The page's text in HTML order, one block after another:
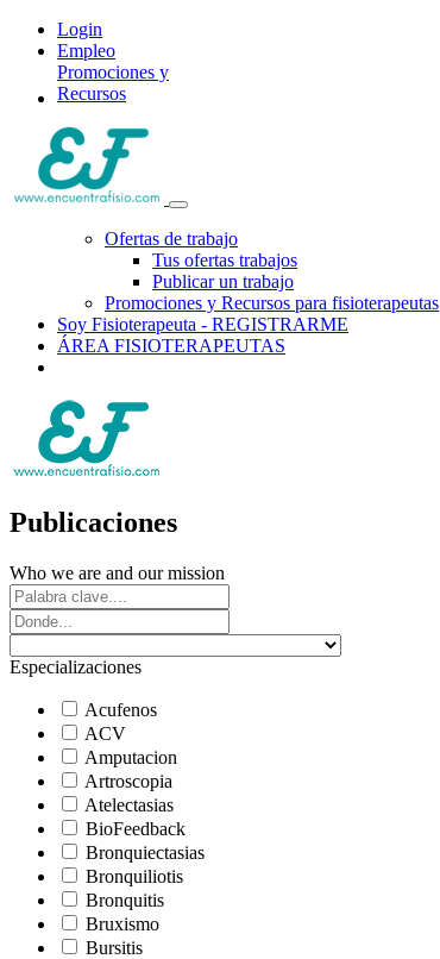
Login
Empleo
Promociones y
Recursos
Ofertas de trabajo
Tus ofertas trabajos
Publicar un trabajo
Promociones y Recursos para fisioterapeutas
Soy Fisioterapeuta - REGISTRARME
ÁREA FISIOTERAPEUTAS
Publicaciones
Who we are and our mission
Especializaciones
Acufenos
ACV
Amputacion
Artroscopia
Atelectasias
BioFeedback
Bronquiectasias
Bronquiliotis
Bronquitis
Bruxismo
Bursitis